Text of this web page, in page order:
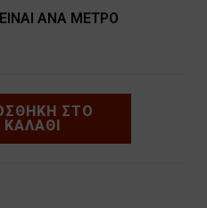
ΑΝΑ ΜΕΤΡΟ
ΣΤΟ
ΚΑΛΆΘΙ